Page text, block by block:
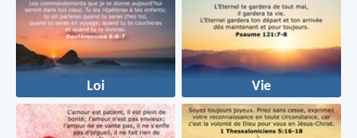
Loi Vie